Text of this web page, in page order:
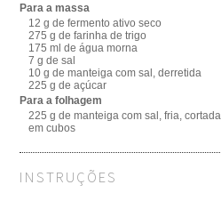
Para a massa
12 g de fermento ativo seco
275 g de farinha de trigo
175 ml de água morna
7 g de sal
10 g de manteiga com sal, derretida
225 g de açúcar
Para a folhagem
225 g de manteiga com sal, fria, cortada
em cubos
INSTRUÇÕES